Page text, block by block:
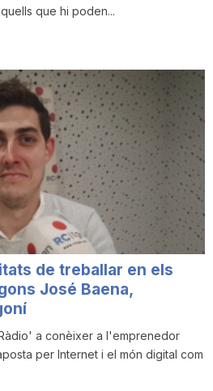
que hi poden...
de treballar en els
José Baena,
a conèixer a l'emprenedor
per Internet i el món digital com